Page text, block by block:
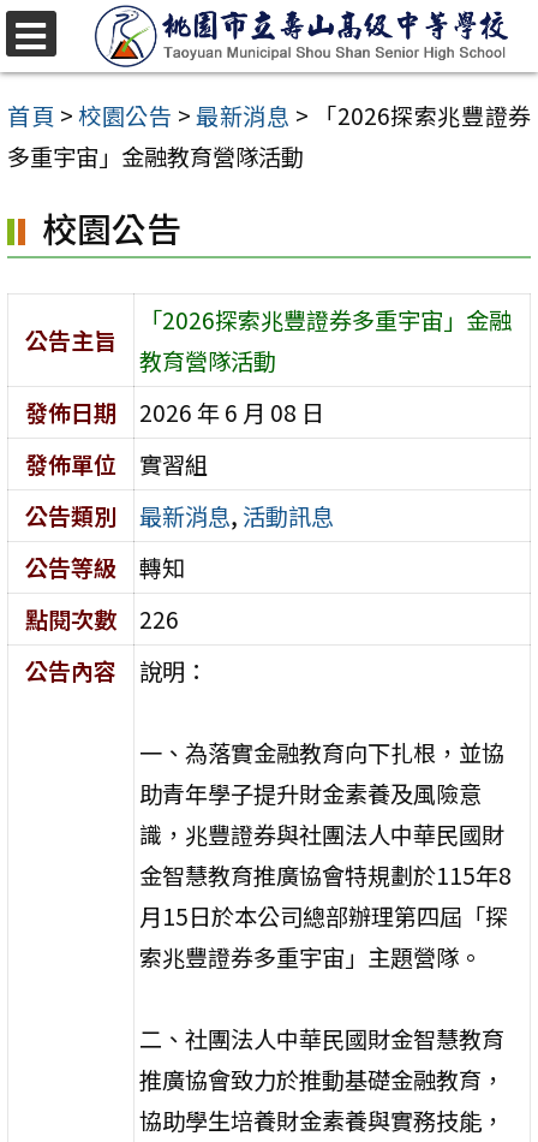
跳
至
主
要
容
區
首頁 >校園公告 >最新消息 >
「2026探索兆豐證券
多重宇宙」金融教育營隊活動
校園公告
公告主旨
「2026探索兆豐證券多重宇宙」金融
教育營隊活動
發佈日期
2026 年 6 月 08 日
發佈單位
實習組
公告類別
最新消息, 活動訊息
公告等級
轉知
點閱次數
226
公告內容
說明：
一、為落實金融教育向下扎根，並協
助青年學子提升財金素養及風險意
識，兆豐證券與社團法人中華民國財
金智慧教育推廣協會特規劃於115年8
月15日於本公司總部辦理第四屆「探
索兆豐證券多重宇宙」主題營隊。
二、社團法人中華民國財金智慧教育
推廣協會致力於推動基礎金融教育，
協助學生培養財金素養與實務技能，
選
單